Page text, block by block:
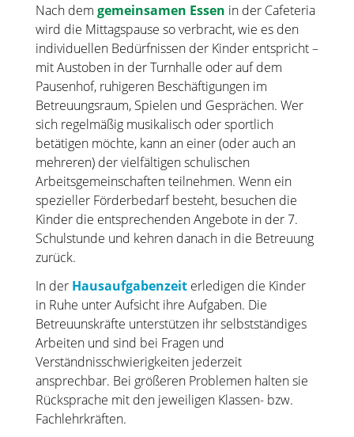
Nach dem gemeinsamen Essen in der Cafeteria
wird die Mittagspause so verbracht, wie es den
individuellen Bedürfnissen der Kinder entspricht –
mit Austoben in der Turnhalle oder auf dem
Pausenhof, ruhigeren Beschäftigungen im
Betreuungsraum, Spielen und Gesprächen. Wer
sich regelmäßig musikalisch oder sportlich
betätigen möchte, kann an einer (oder auch an
mehreren) der vielfältigen schulischen
Arbeitsgemeinschaften teilnehmen. Wenn ein
spezieller Förderbedarf besteht, besuchen die
Kinder die entsprechenden Angebote in der 7.
Schulstunde und kehren danach in die Betreuung
zurück.
In der Hausaufgabenzeit erledigen die Kinder
in Ruhe unter Aufsicht ihre Aufgaben. Die
Betreuunskräfte unterstützen ihr selbstständiges
Arbeiten und sind bei Fragen und
Verständnisschwierigkeiten jederzeit
ansprechbar. Bei größeren Problemen halten sie
Rücksprache mit den jeweiligen Klassen- bzw.
Fachlehrkräften.